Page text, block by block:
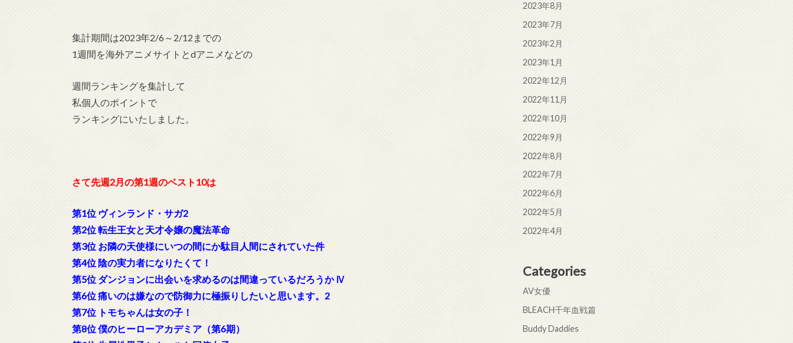
集計期間は2023年2/6～2/12までの
1週間を海外アニメサイトとdアニメなどの
週間ランキングを集計して
私個人のポイントで
ランキングにいたしました。
さて先週2月の第1週のベスト10は
第1位 ヴィンランド・サガ2
第2位 転生王女と天才令嬢の魔法革命
第3位 お隣の天使様にいつの間にか駄目人間にされていた件
第4位 陰の実力者になりたくて！
第5位 ダンジョンに出会いを求めるのは間違っているだろうか Ⅳ
第6位 痛いのは嫌なので防御力に極振りしたいと思います。2
第7位 トモちゃんは女の子！
第8位 僕のヒーローアカデミア（第6期）
2023年8月
2023年7月
2023年2月
2023年1月
2022年12月
2022年11月
2022年10月
2022年9月
2022年8月
2022年7月
2022年6月
2022年5月
2022年4月
Categories
AV女優
BLEACH千年血戦篇
Buddy Daddies